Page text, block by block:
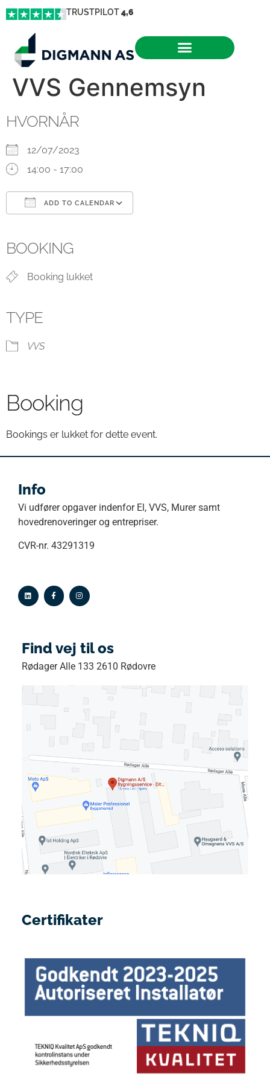
TRUSTPILOT4,6
VVS Gennemsyn
HVORNÅR
12/07/2023
14:00 - 17:00
ADD TO CALENDAR
BOOKING
Booking lukket
TYPE
VVS
Booking
Bookings er lukket for dette event.
Info
Vi udfører opgaver indenfor El, VVS, Murer samt
hovedrenoveringer og entrepriser.
CVR-nr. 43291319
Find vej til os
Rødager Alle 133 2610 Rødovre
Certifikater